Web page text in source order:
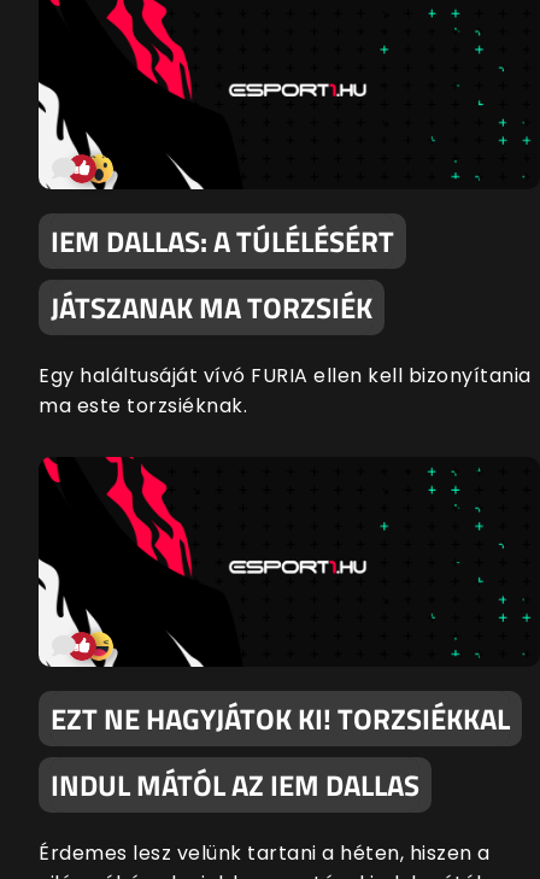
IEM DALLAS: A TÚLÉLÉSÉRT
JÁTSZANAK MA TORZSIÉK
Egy haláltusáját vívó FURIA ellen kell bizonyítania
ma este torzsiéknak.
EZT NE HAGYJÁTOK KI! TORZSIÉKKAL
INDUL MÁTÓL AZ IEM DALLAS
Érdemes lesz velünk tartani a héten, hiszen a